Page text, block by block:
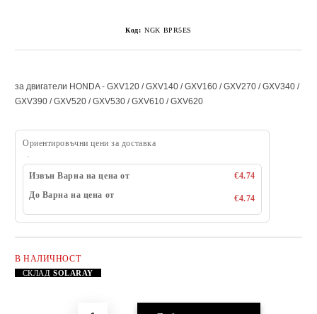
Код: NGK BPR5ES
за двигатели HONDA - GXV120 / GXV140 / GXV160 / GXV270 / GXV340 /
GXV390 / GXV520 / GXV530 / GXV610 / GXV620
Ориентировъчни цени за доставка
Извън Варна на цена от
€4.74
До Варна на цена от
€4.74
В НАЛИЧНОСТ
СКЛАДSOLARAY